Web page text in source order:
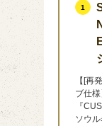
1
【[再
ブ仕
『
ソウ